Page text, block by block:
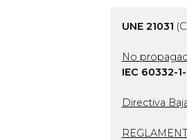
UNE 21031
No
IEC 60332-
Directiva